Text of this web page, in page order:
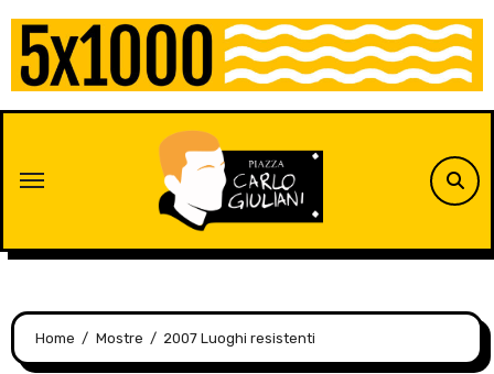
Skip
content
Home Mostre 2007 Luoghi resistenti